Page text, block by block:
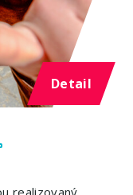
Detail
realizovaný